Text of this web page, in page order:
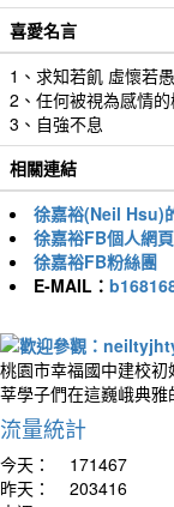
喜愛名言
1、求知若飢 虛懷若愚
2、任何被視為感情
3、自強不息
相關連結
徐嘉裕(Neil Hsu)
徐嘉裕FB個人網頁
徐嘉裕FB粉絲團
E-MAIL：
桃園市幸福國中建校
莘學子們在這巍峨典
流量統計
今天：
171467
昨天：
203416